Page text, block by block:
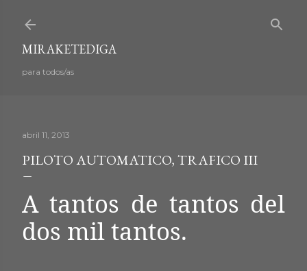
MIRAKETEDIGA
para todos/as
abril 11, 2013
PILOTO AUTOMATICO, TRAFICO III
A tantos de tantos del
dos mil tantos.